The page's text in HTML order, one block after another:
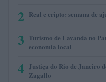
2 Real e cripto: semana de
3 Turismo de Lavanda no
economia local
4
Justiça do Rio de Janeiro
Zagallo